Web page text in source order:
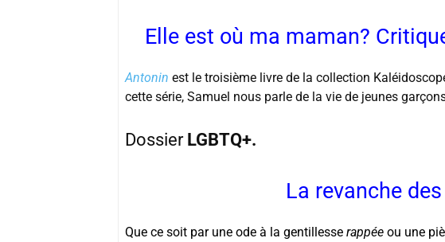
Elle est où ma maman?
Antonin est le troisième livre de la collection
cette série, Samuel nous parle de la vie de jeunes
DossierLGBTQ+.
La revanche
Que ce soit par une ode à la gentillesse rappée ou une